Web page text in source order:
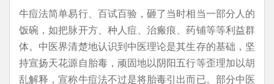
牛痘法简单易行、百试百验，砸了当时相当一部分人的
饭碗，如把脉开方、种人痘、治瘢痕、药铺等等利益群
体。中医界清楚地认识到中医理论是其生存的基础，坚
持宣扬天花源自胎毒，顽固地以阴阳五行等歪理加以胡
乱解释，宣称牛痘法不过是将胎毒引出而已。部分中医